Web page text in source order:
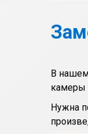
В
камеры
Нужна